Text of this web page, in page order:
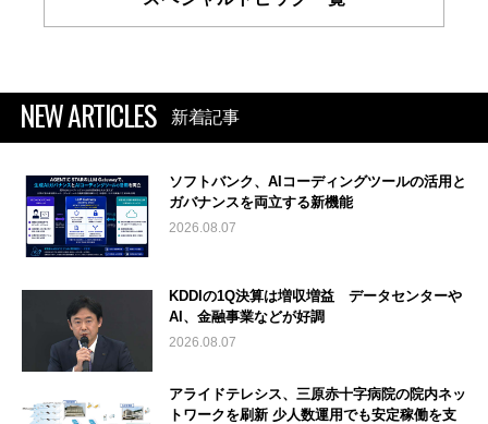
NEW ARTICLES 新着記事
ソフトバンク、AIコーディングツールの活用と
ガバナンスを両立する新機能
2026.08.07
KDDIの1Q決算は増収増益 データセンターや
AI、金融事業などが好調
2026.08.07
アライドテレシス、三原赤十字病院の院内ネッ
トワークを刷新 少人数運用でも安定稼働を支